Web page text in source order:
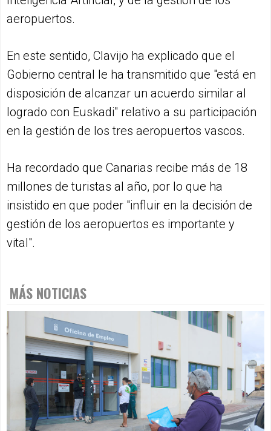
aeropuertos.
En este sentido, Clavijo ha explicado que el
Gobierno central le ha transmitido que "está en
disposición de alcanzar un acuerdo similar al
logrado con Euskadi" relativo a su participación
en la gestión de los tres aeropuertos vascos.
Ha recordado que Canarias recibe más de 18
millones de turistas al año, por lo que ha
insistido en que poder "influir en la decisión de
gestión de los aeropuertos es importante y
vital".
MÁS NOTICIAS